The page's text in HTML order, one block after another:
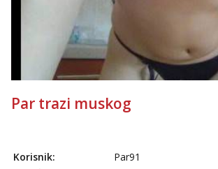
064/677-677
Alisa
Razgovaram :)
Tel:064/677-677- Kod: #106
Obavijesti me kada se oslobodi
064/677-677
Par trazi muskog
Korisnik:
Par91